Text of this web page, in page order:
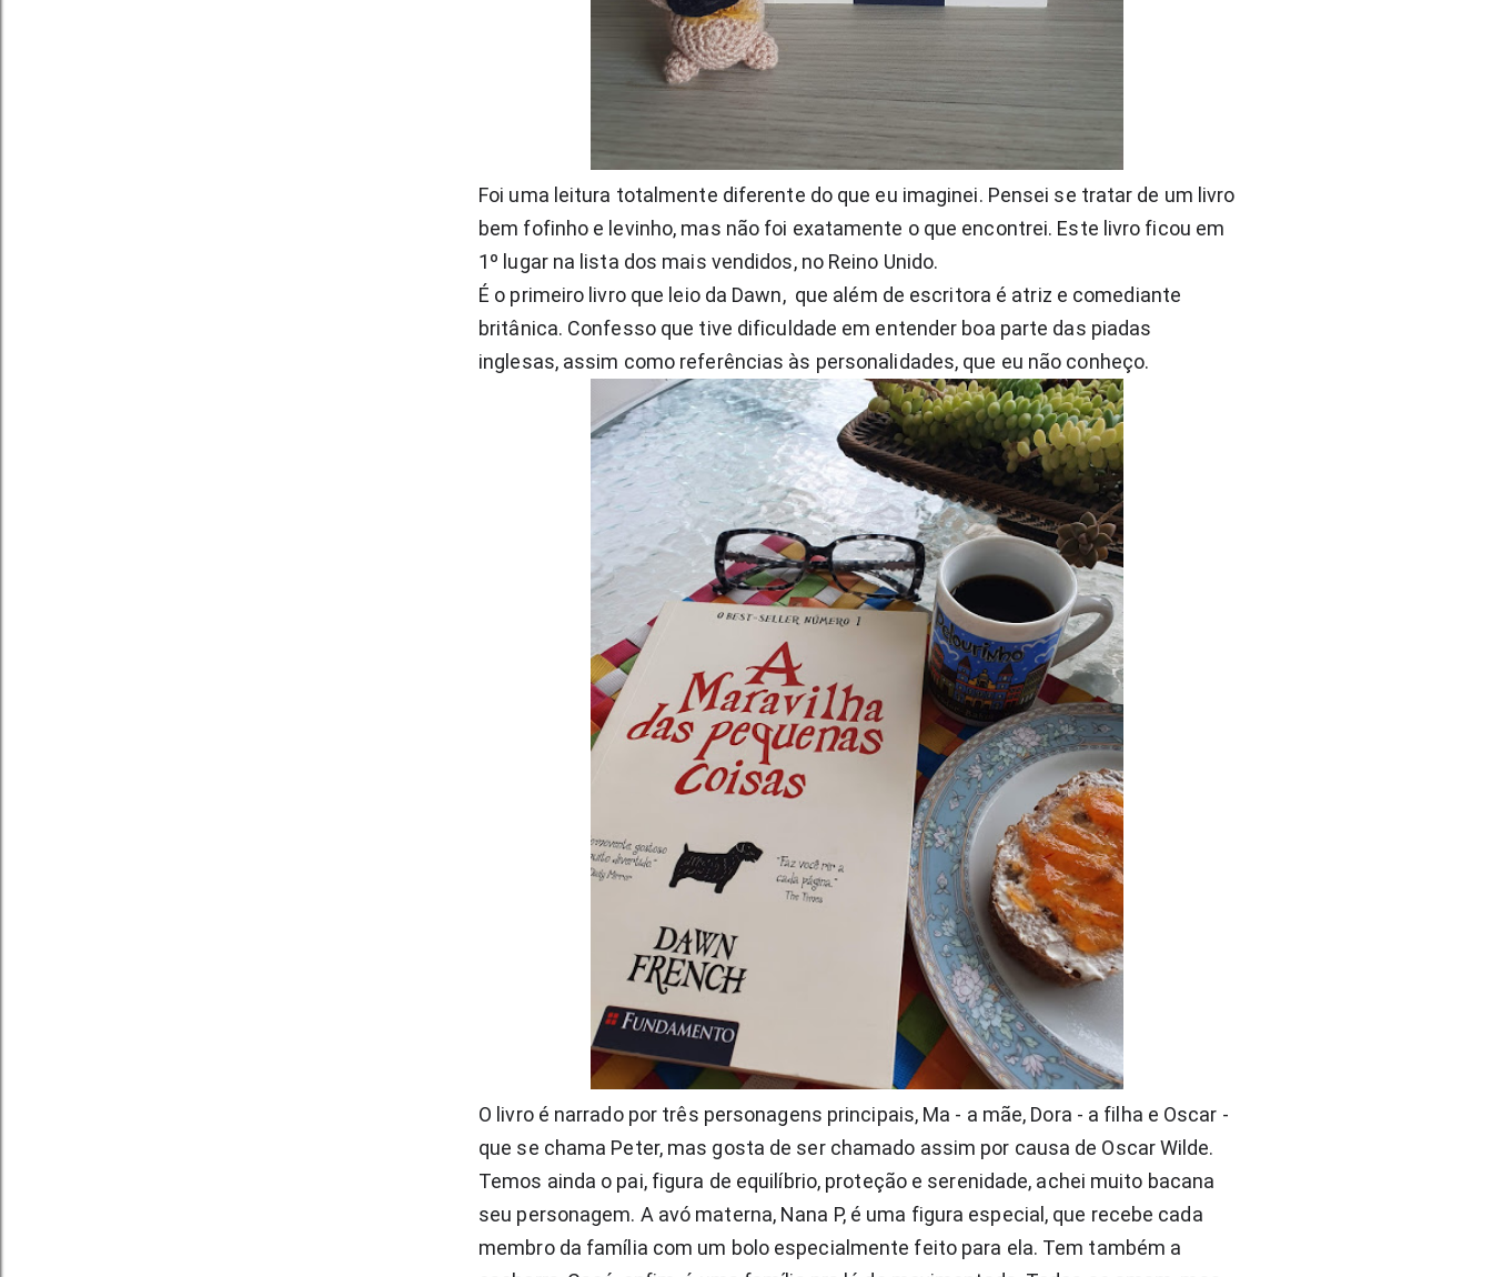
Foi uma leitura totalmente diferente do que eu imaginei. Pensei se tratar de um livro
bem fofinho e levinho, mas não foi exatamente o que encontrei. Este livro ficou em
1º lugar na lista dos mais vendidos, no Reino Unido.
É o primeiro livro que leio da Dawn,  que além de escritora é atriz e comediante
britânica. Confesso que tive dificuldade em entender boa parte das piadas
inglesas, assim como referências às personalidades, que eu não conheço.
O livro é narrado por três personagens principais, Ma - a mãe, Dora - a filha e Oscar -
que se chama Peter, mas gosta de ser chamado assim por causa de Oscar Wilde.
Temos ainda o pai, figura de equilíbrio, proteção e serenidade, achei muito bacana
seu personagem. A avó materna, Nana P, é uma figura especial, que recebe cada
membro da família com um bolo especialmente feito para ela. Tem também a